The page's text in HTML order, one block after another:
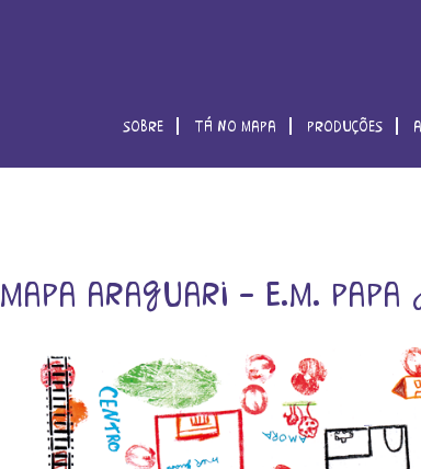
sobre tá no mapa produções
mapa araguari – e.m.